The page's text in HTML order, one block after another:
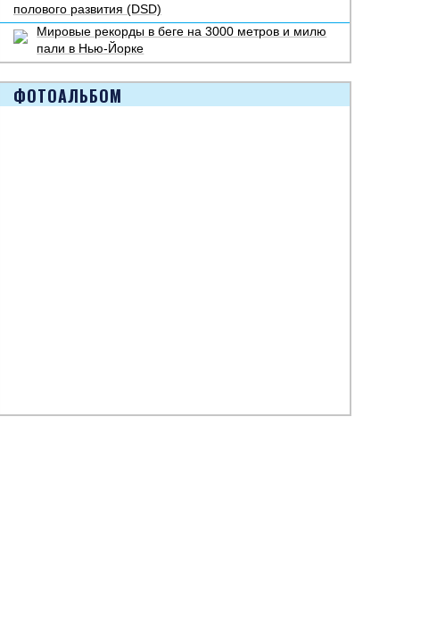
полового развития (DSD)
Мировые рекорды в беге на 3000 метров и милю
пали в Нью-Йорке
ФОТОАЛЬБОМ